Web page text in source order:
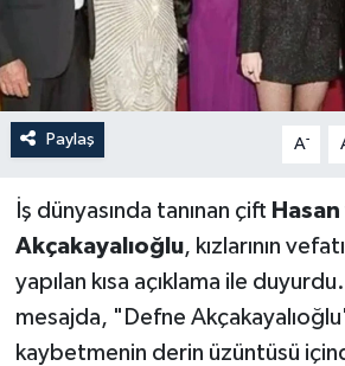
Paylaş A-
İş dünyasında tanınan çift
Akçakayalıoğlu, kızlarının
yapılan kısa açıklama ile
mesajda, "Defne
kaybetmenin derin üzüntüsü